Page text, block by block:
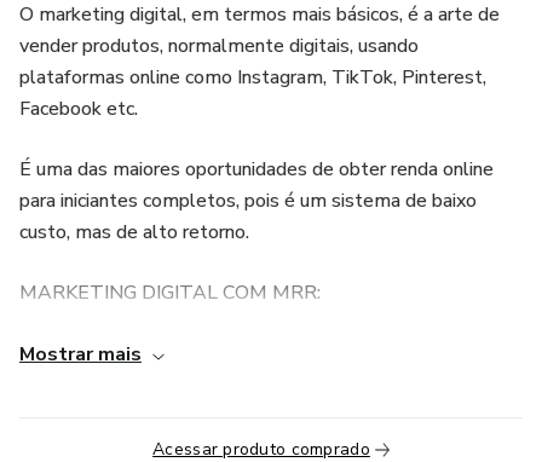
O marketing digital, em termos mais básicos, é a arte de
vender produtos, normalmente digitais, usando
plataformas online como Instagram, TikTok, Pinterest,
Facebook etc.
É uma das maiores oportunidades de obter renda online
para iniciantes completos, pois é um sistema de baixo
custo, mas de alto retorno.
MARKETING DIGITAL COM MRR:
Master Resell Rights significa que você tem o direito de
100% dos lucros de cada venda, Sem precisar de criar
Mostrar mais
Acessar produto comprado